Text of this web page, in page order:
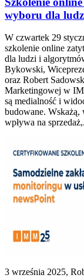
wyboru dla
W czwartek 29
szkolenie online
dla ludzi i
Bykowski,
oraz Robert
Marketingowej w
są medialność i
budowane. Wskażą,
wpływa na
3 września 2025,